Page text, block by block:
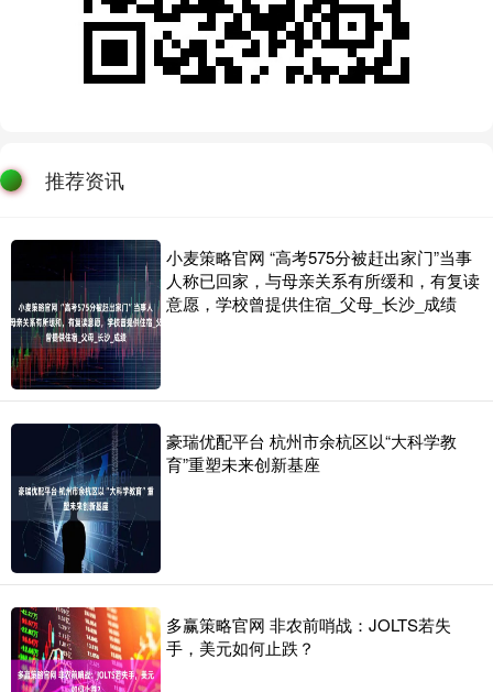
推荐资讯
小麦策略官网 “高考575分被赶出家门”当事
人称已回家，与母亲关系有所缓和，有复读
意愿，学校曾提供住宿_父母_长沙_成绩
豪瑞优配平台 杭州市余杭区以“大科学教
育”重塑未来创新基座
多赢策略官网 非农前哨战：JOLTS若失
手，美元如何止跌？